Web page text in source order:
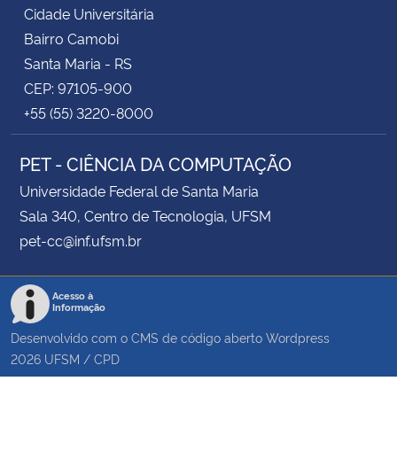
Cidade Universitária
Bairro Camobi
Santa Maria - RS
CEP: 97105-900
+55 (55) 3220-8000
PET - CIÊNCIA DA COMPUTAÇÃO
Universidade Federal de Santa Maria
Sala 340, Centro de Tecnologia, UFSM
pet-cc@inf.ufsm.br
Acesso à
Informação
Desenvolvido com o CMS de código aberto Wordpress
2026 UFSM / CPD